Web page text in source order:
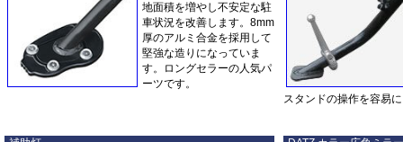
地面積を増やし不安定な駐
車状況を改善します。8mm
厚のアルミ合金を採用して
堅強な造りになっていま
す。ロングセラーの人気パ
ーツです。
スタンドの操作を容易